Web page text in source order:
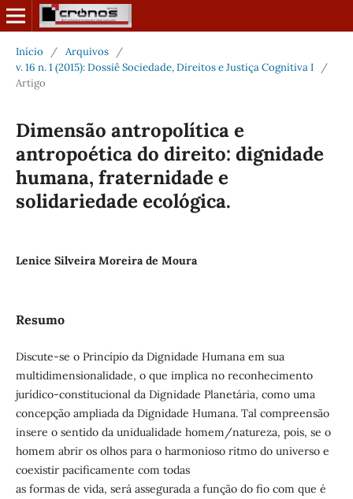
Início / Arquivos
/
v. 16 n. 1 (2015): Dossiê Sociedade, Direitos e Justiça Cognitiva I
/
Artigo
Dimensão antropolítica e
antropoética do direito: dignidade
humana, fraternidade e
solidariedade ecológica.
Lenice Silveira Moreira de Moura
Resumo
Discute-se o Princípio da Dignidade Humana em sua
multidimensionalidade, o que implica no reconhecimento
jurídico-constitucional da Dignidade Planetária, como uma
concepção ampliada da Dignidade Humana. Tal compreensão
insere o sentido da unidualidade homem/natureza, pois, se o
homem abrir os olhos para o harmonioso ritmo do universo e
coexistir pacificamente com todas
as formas de vida, será assegurada a função do fio com que é